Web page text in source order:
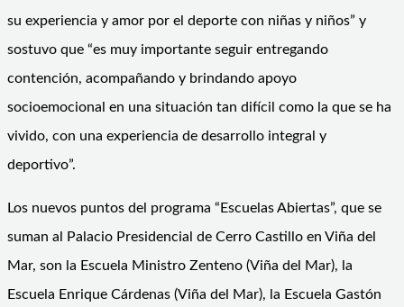
su experiencia y amor por el deporte con niñas y niños” y
sostuvo que “es muy importante seguir entregando
contención, acompañando y brindando apoyo
socioemocional en una situación tan difícil como la que se ha
vivido, con una experiencia de desarrollo integral y
deportivo”.
Los nuevos puntos del programa “Escuelas Abiertas”, que se
suman al Palacio Presidencial de Cerro Castillo en Viña del
Mar, son la Escuela Ministro Zenteno (Viña del Mar), la
Escuela Enrique Cárdenas (Viña del Mar), la Escuela Gastón